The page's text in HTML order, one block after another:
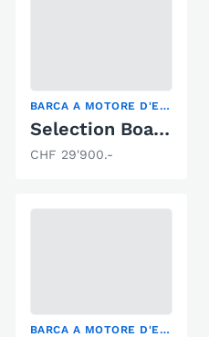
BARCA A MOTORE D'EPOCA, MOTOSCAFO
Selection Boats Aston 20.5
CHF 29'900.-
BARCA A MOTORE D'EPOCA, RUNABOUT